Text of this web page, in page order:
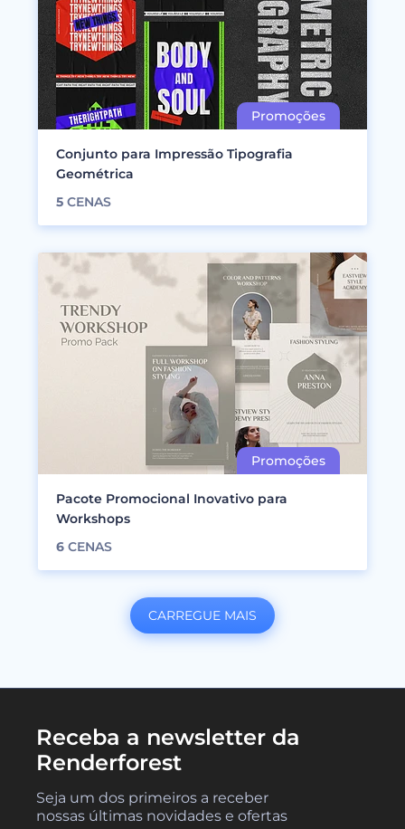
Conjunto para Impressão Tipografia
Geométrica
5 CENAS
Pacote Promocional Inovativo para
Workshops
6 CENAS
CARREGUE MAIS
Receba a newsletter da
Renderforest
Seja um dos primeiros a receber
nossas últimas novidades e ofertas